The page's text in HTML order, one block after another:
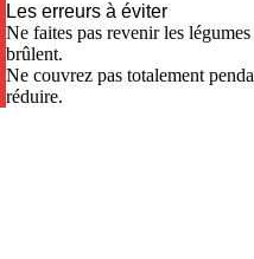
Les erreurs à éviter
Ne faites pas revenir les
brûlent.
Ne couvrez pas totalement
réduire.